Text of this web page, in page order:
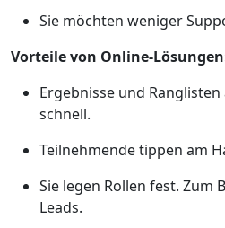
Sie möchten weniger
Vorteile von Online-
Ergebnisse und
schnell.
Teilnehmende tippen am
Sie legen Rollen fest. Zum
Leads.